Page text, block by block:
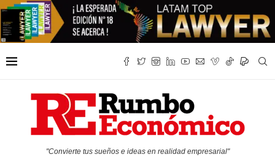
"Convierte tus sueños e ideas en realidad empresarial"